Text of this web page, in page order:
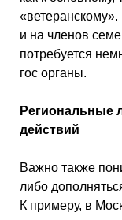
«ветеранскому».
и на членов
потребуется
гос органы.
Региональные
действий
Важно также
либо
К примеру, в